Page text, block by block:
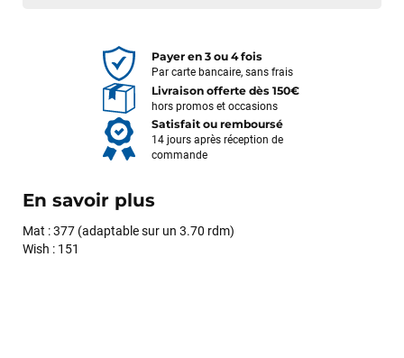
Payer en 3 ou 4 fois
Par carte bancaire, sans frais
Livraison offerte dès 150€
hors promos et occasions
Satisfait ou remboursé
14 jours après réception de
commande
En savoir plus
Mat : 377 (adaptable sur un 3.70 rdm)
Wish : 151